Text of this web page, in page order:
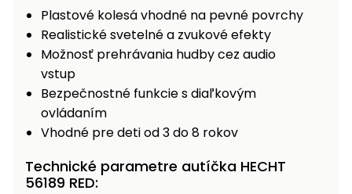
Plastové kolesá vhodné na pevné povrchy
Realistické svetelné a zvukové efekty
Možnosť prehrávania hudby cez audio
vstup
Bezpečnostné funkcie s diaľkovým
ovládaním
Vhodné pre deti od 3 do 8 rokov
Technické parametre autíčka HECHT
56189 RED: